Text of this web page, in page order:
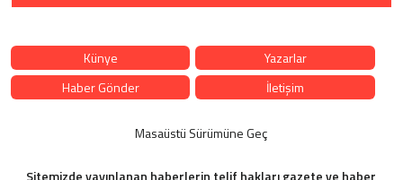
Künye
Yazarlar
Haber Gönder
İletişim
Masaüstü Sürümüne Geç
Sitemizde yayınlanan haberlerin telif hakları gazete ve haber